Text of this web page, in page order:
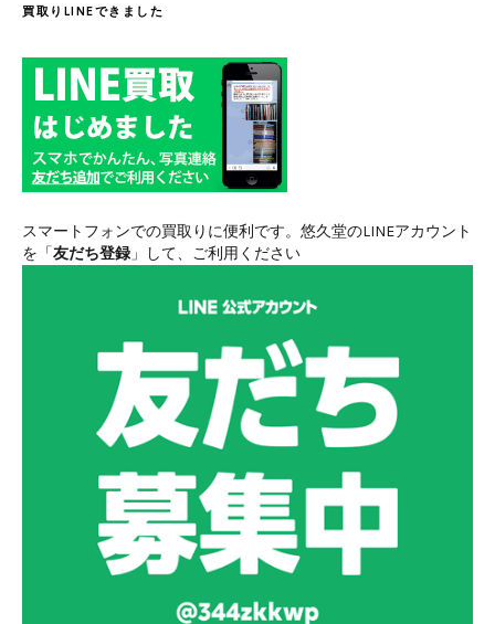
買取りLINEできました
スマートフォンでの買取りに便利です。悠久堂のLINEアカウント
を「友だち登録 」して、ご利用ください